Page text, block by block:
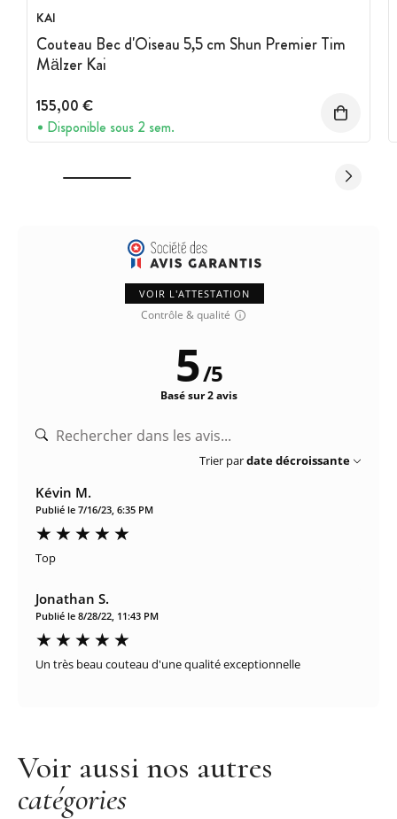
KAI
Couteau Bec d'Oiseau 5,5 cm Shun Premier Tim
Mälzer Kai
155,00 €
Disponible sous 2 sem.
VOIR L'ATTESTATION
Contrôle & qualité
5/5
Basé sur 2 avis
Trier pardate décroissante
Kévin M.
Publié le 7/16/23, 6:35 PM
Top
Jonathan S.
Publié le 8/28/22, 11:43 PM
Un très beau couteau d'une qualité exceptionnelle
Voir aussi nos autres
catégories